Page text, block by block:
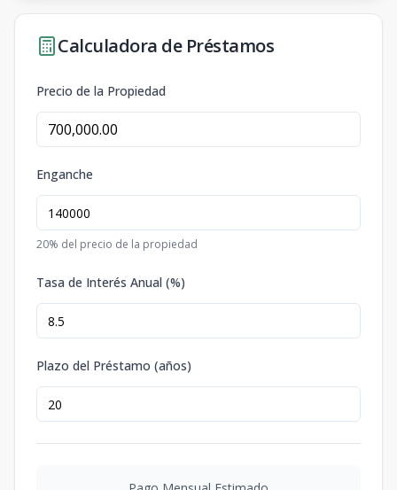
Calculadora de Préstamos
Precio de la Propiedad
Enganche
20% del precio de la propiedad
Tasa de Interés Anual (%)
Plazo del Préstamo (años)